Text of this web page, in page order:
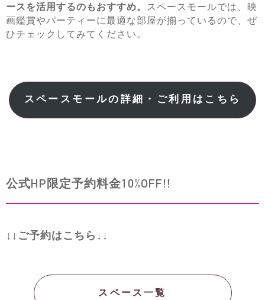
ースを活用するのもおすすめ。
スペースモールでは、映
画鑑賞やパーティーに最適な部屋が揃っているので、ぜ
ひチェックしてみてください。
スペースモールの詳細・ご利用はこちら
公式HP限定予約料金10%OFF!!
↓↓ご予約はこちら↓↓
スペース一覧